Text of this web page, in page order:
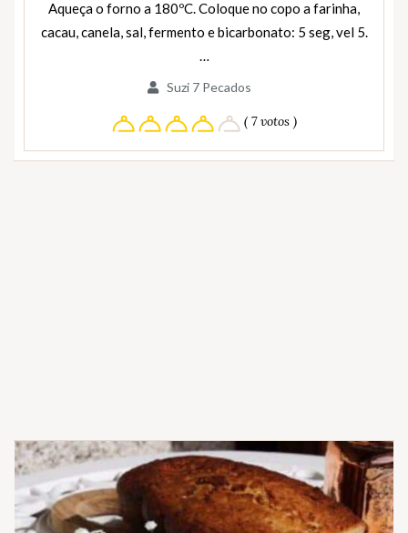
Aqueça o forno a 180ºC. Coloque no copo a farinha,
cacau, canela, sal, fermento e bicarbonato: 5 seg, vel 5.
…
Suzi 7 Pecados
( 7 votos )